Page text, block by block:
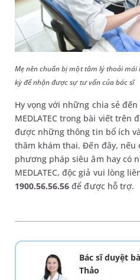
Mẹ nên chuẩn bị một tâm lý thoải
kỳ để nhận được sự tư vấn của bác sĩ
Hy vọng với những chia sẻ
MEDLATEC trong bài viết trên
được những thông tin bổ ích
thăm khám thai. Đến đây, nếu
phương pháp siêu âm hay có
MEDLATEC, độc giả vui lòng
1900.56.56.56 để được hỗ trợ.
Bác sĩ duyệt
Thảo